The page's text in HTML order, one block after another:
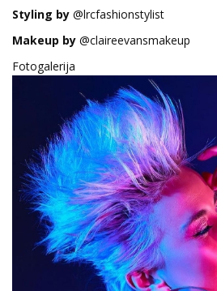
Styling by @lrcfashionstylist
Makeup by @claireevansmakeup
Fotogalerija